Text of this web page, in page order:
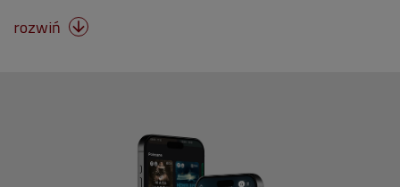
rozwiń 